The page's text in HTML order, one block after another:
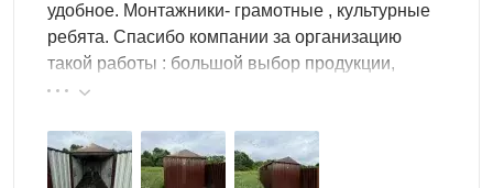
Комплектация хозблока для
хранения машины
конкретного транспортного средства — стандартный
или расширенный по запросу. Пол — рифлёный металл
удобное. Монтажники- грамотные , культурные
ребята. Спасибо компании за организацию
такой работы : большой выбор продукции,
реальные цены.